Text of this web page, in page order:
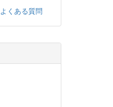
よくある質問